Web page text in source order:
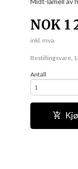
NOK 1
inkl. mva.
Bestillingsvare,
Antall